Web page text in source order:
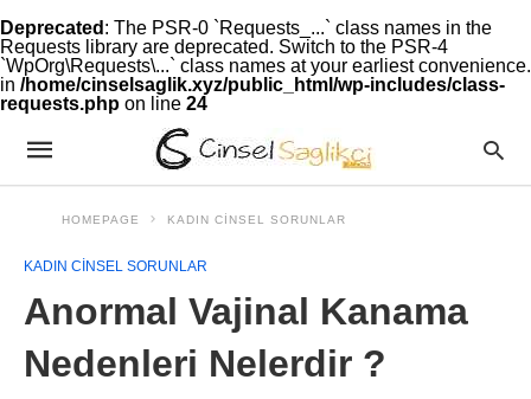
Deprecated : The PSR-0 `Requests_...` class names in the
Requests library are deprecated. Switch to the PSR-4
`WpOrg\Requests\...` class names at your earliest convenience.
in /home/cinselsaglik.xyz/public_html/wp-includes/class-
requests.php on line 24
HOMEPAGE KADIN CINSEL SORUNLAR
KADIN CINSEL SORUNLAR
Anormal Vajinal Kanama
Nedenleri Nelerdir ?